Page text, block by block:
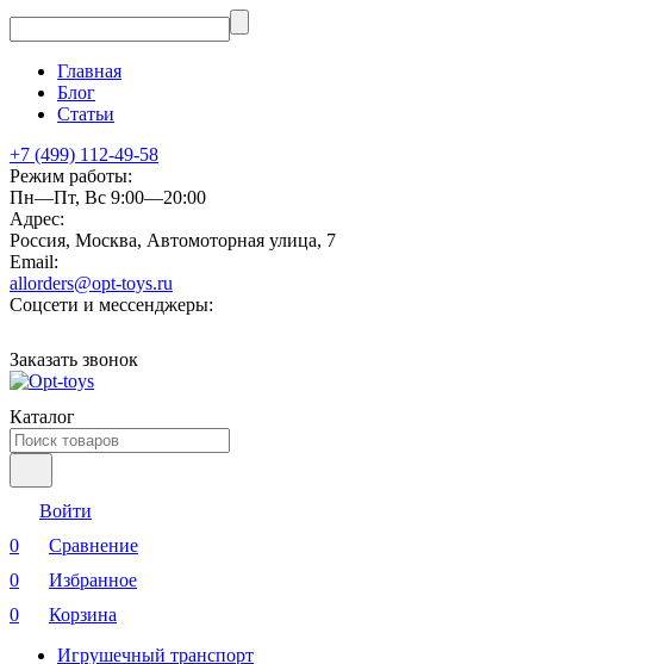
Главная
Блог
Статьи
+7 (499) 112-49-58
Режим работы:
Пн—Пт, Вс 9:00—20:00
Адрес:
Россия, Москва, Автомоторная улица, 7
Email:
allorders@opt-toys.ru
Соцсети и мессенджеры:
Заказать звонок
Каталог
Войти
0
Сравнение
0
Избранное
0
Корзина
Игрушечный транспорт